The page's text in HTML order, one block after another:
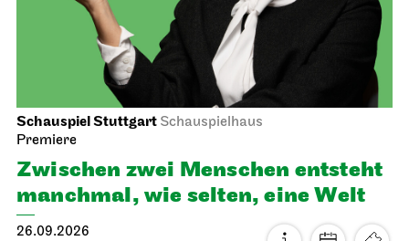
Schauspiel Stuttgart Schauspielhaus
Premiere
Zwischen zwei Menschen ent­steht
manch­mal, wie selten, eine Welt
26.09.2026